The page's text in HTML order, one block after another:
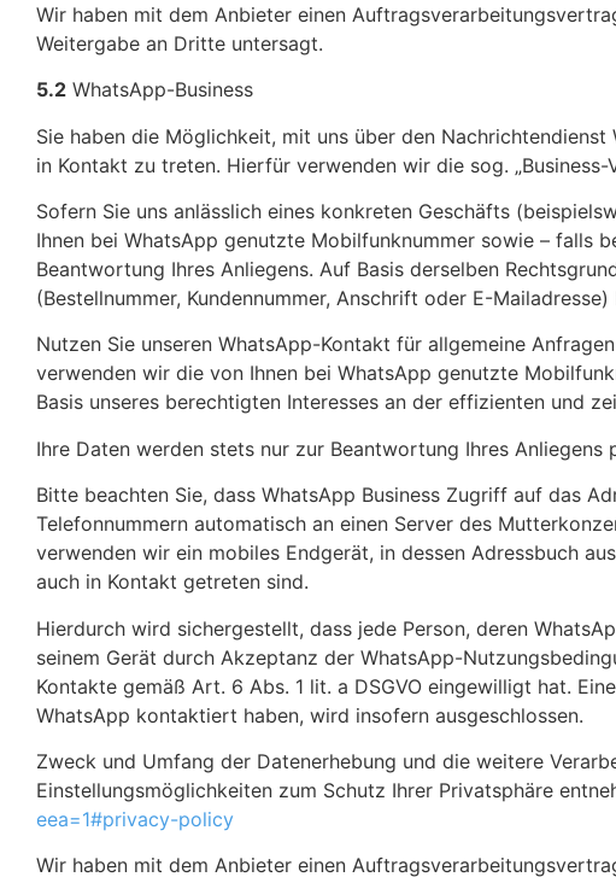
Wir haben mit dem Anbieter einen
Weitergabe an Dritte untersagt.
5.2 WhatsApp-Business
Sie haben die Möglichkeit, mit uns über den
in Kontakt zu treten. Hierfür verwenden wir die sog. „Business-
Sofern Sie uns anlässlich eines konkreten Geschäfts
Ihnen bei WhatsApp genutzte Mobilfunknummer sowie – falls
Beantwortung Ihres Anliegens. Auf Basis derselben
(Bestellnummer, Kundennummer, Anschrift oder E-
Nutzen Sie unseren WhatsApp-Kontakt für allgemeine
verwenden wir die von Ihnen bei WhatsApp genutzte
Basis unseres berechtigten Interesses an der effizienten und
Ihre Daten werden stets nur zur Beantwortung Ihres
Bitte beachten Sie, dass WhatsApp Business Zugriff auf das
Telefonnummern automatisch an einen Server des
verwenden wir ein mobiles Endgerät, in dessen Adressbuch
auch in Kontakt getreten sind.
Hierdurch wird sichergestellt, dass jede Person, deren
seinem Gerät durch Akzeptanz der WhatsApp-
Kontakte gemäß Art. 6 Abs. 1 lit. a DSGVO eingewilligt hat.
WhatsApp kontaktiert haben, wird insofern ausgeschlossen.
Zweck und Umfang der Datenerhebung und die weitere
Einstellungsmöglichkeiten zum Schutz Ihrer Privatsphäre
eea=1#privacy-policy
Wir haben mit dem Anbieter einen